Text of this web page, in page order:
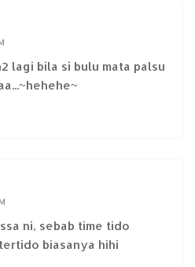
lagi bila si bulu mata palsu
ni, sebab time tido
biasanya hihi